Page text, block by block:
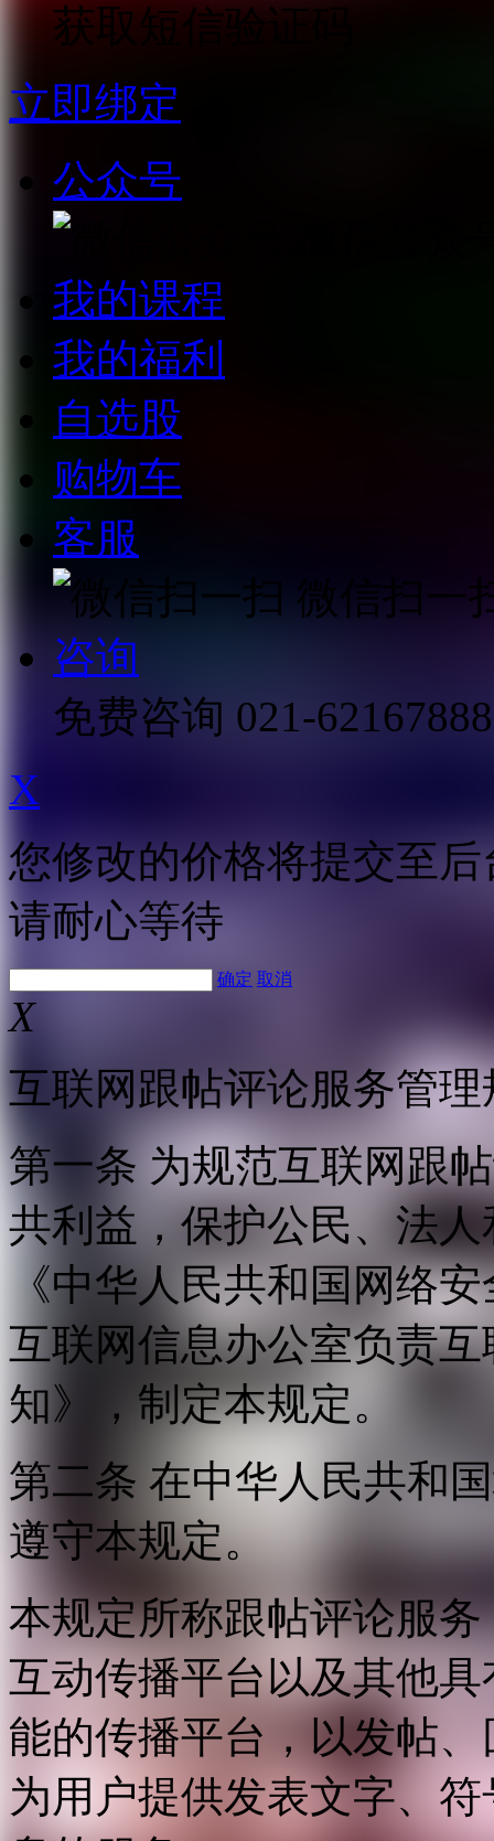
获取短信验证码
立即绑定
公众号
我的课程
我的福利
自选股
购物车
客服
微信扫一
咨询
免费咨询 021-62167888
X
您修改的价格将提交至
请耐心等待
确定 取消
X
互联网跟帖评论服务管理
第一条 为规范互联网跟
共利益，保护公民、法
《中华人民共和国网络
互联网信息办公室负责
知》，制定本规定。
第二条 在中华人民共和
遵守本规定。
本规定所称跟帖评论服
互动传播平台以及其他
能的传播平台，以发帖
为用户提供发表文字、